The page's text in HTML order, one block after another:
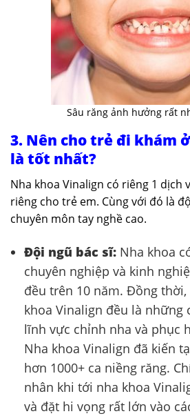
Sâu răng ảnh hưởng rất
3. Nên cho trẻ đi khám
là tốt nhất?
Nha khoa Vinalign có riêng 1 dịch
riêng cho trẻ em. Cùng với đó là
chuyên môn tay nghề cao.
Đội ngũ bác sĩ: Nha khoa
chuyên nghiệp và kinh
đều trên 10 năm. Đồng
khoa Vinalign đều là những
lĩnh vực chỉnh nha và phục
Nha khoa Vinalign đã kiến
hơn 1000+ ca niềng răng.
nhân khi tới nha khoa
và đặt hi vọng rất lớn vào